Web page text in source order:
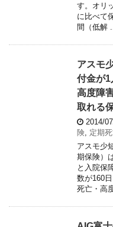
す。オリ
に比べて
間（低解 ...
アスモ
付金が1
高度障
取れる
2014/
険 定期
アスモ少
期保険）
と入院保
数が160
死亡・高